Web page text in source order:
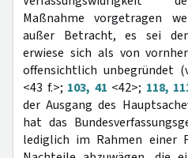
Maßnahme vorgetragen
außer Betracht, es sei
erwiese sich als von
offensichtlich unbegründet
<43 f.>; 103, 41 <42>; 118,
der Ausgang des
hat das
lediglich im Rahmen einer